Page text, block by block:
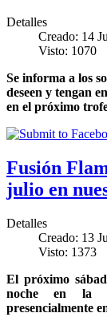
Detalles
Creado: 14
Visto: 1070
Se informa a los
deseen y tengan
en el próximo
Fusión
julio en
Detalles
Creado: 13
Visto: 1373
El próximo
noche en la
presencialmente